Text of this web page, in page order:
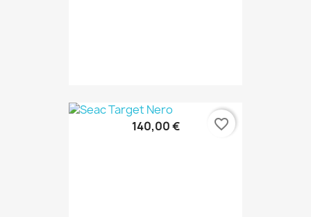
140,00 € favorite_border